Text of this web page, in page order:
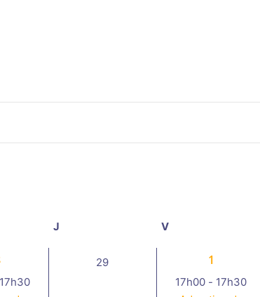
J Vvendredi
17h30
0
29
1
1
17h00 - 17h30